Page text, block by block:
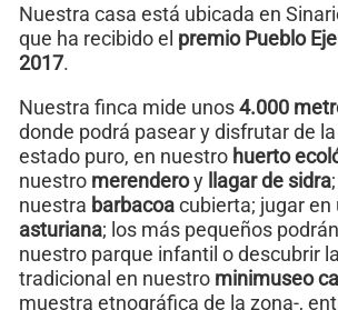
Nuestra casa está ubicada en
que ha recibido el premio Pueblo
2017.
Nuestra finca mide unos4.000
donde podrá pasear y disfrutar de
estado puro, en nuestro huerto
nuestro merenderoy llagar de sidra
nuestra barbacoacubierta; jugar en
asturiana; los más pequeños
nuestro parque infantil o descubrir
tradicional en nuestro minimuseo
muestra etnográfica de la zona-,